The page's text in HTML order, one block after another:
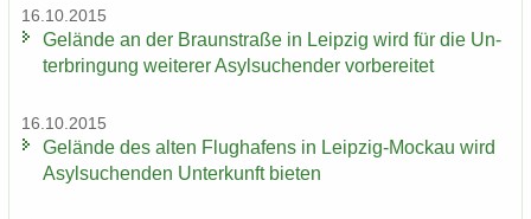
16.10.2015
Ge­län­de an der Braun­stra­ße in Leip­zig wird für die Un­
ter­brin­gung wei­te­rer Asyl­su­chen­der vor­be­rei­tet
16.10.2015
Ge­län­de des alten Flug­ha­fens in Leipzig-​Mockau wird
Asyl­su­chen­den Un­ter­kunft bie­ten